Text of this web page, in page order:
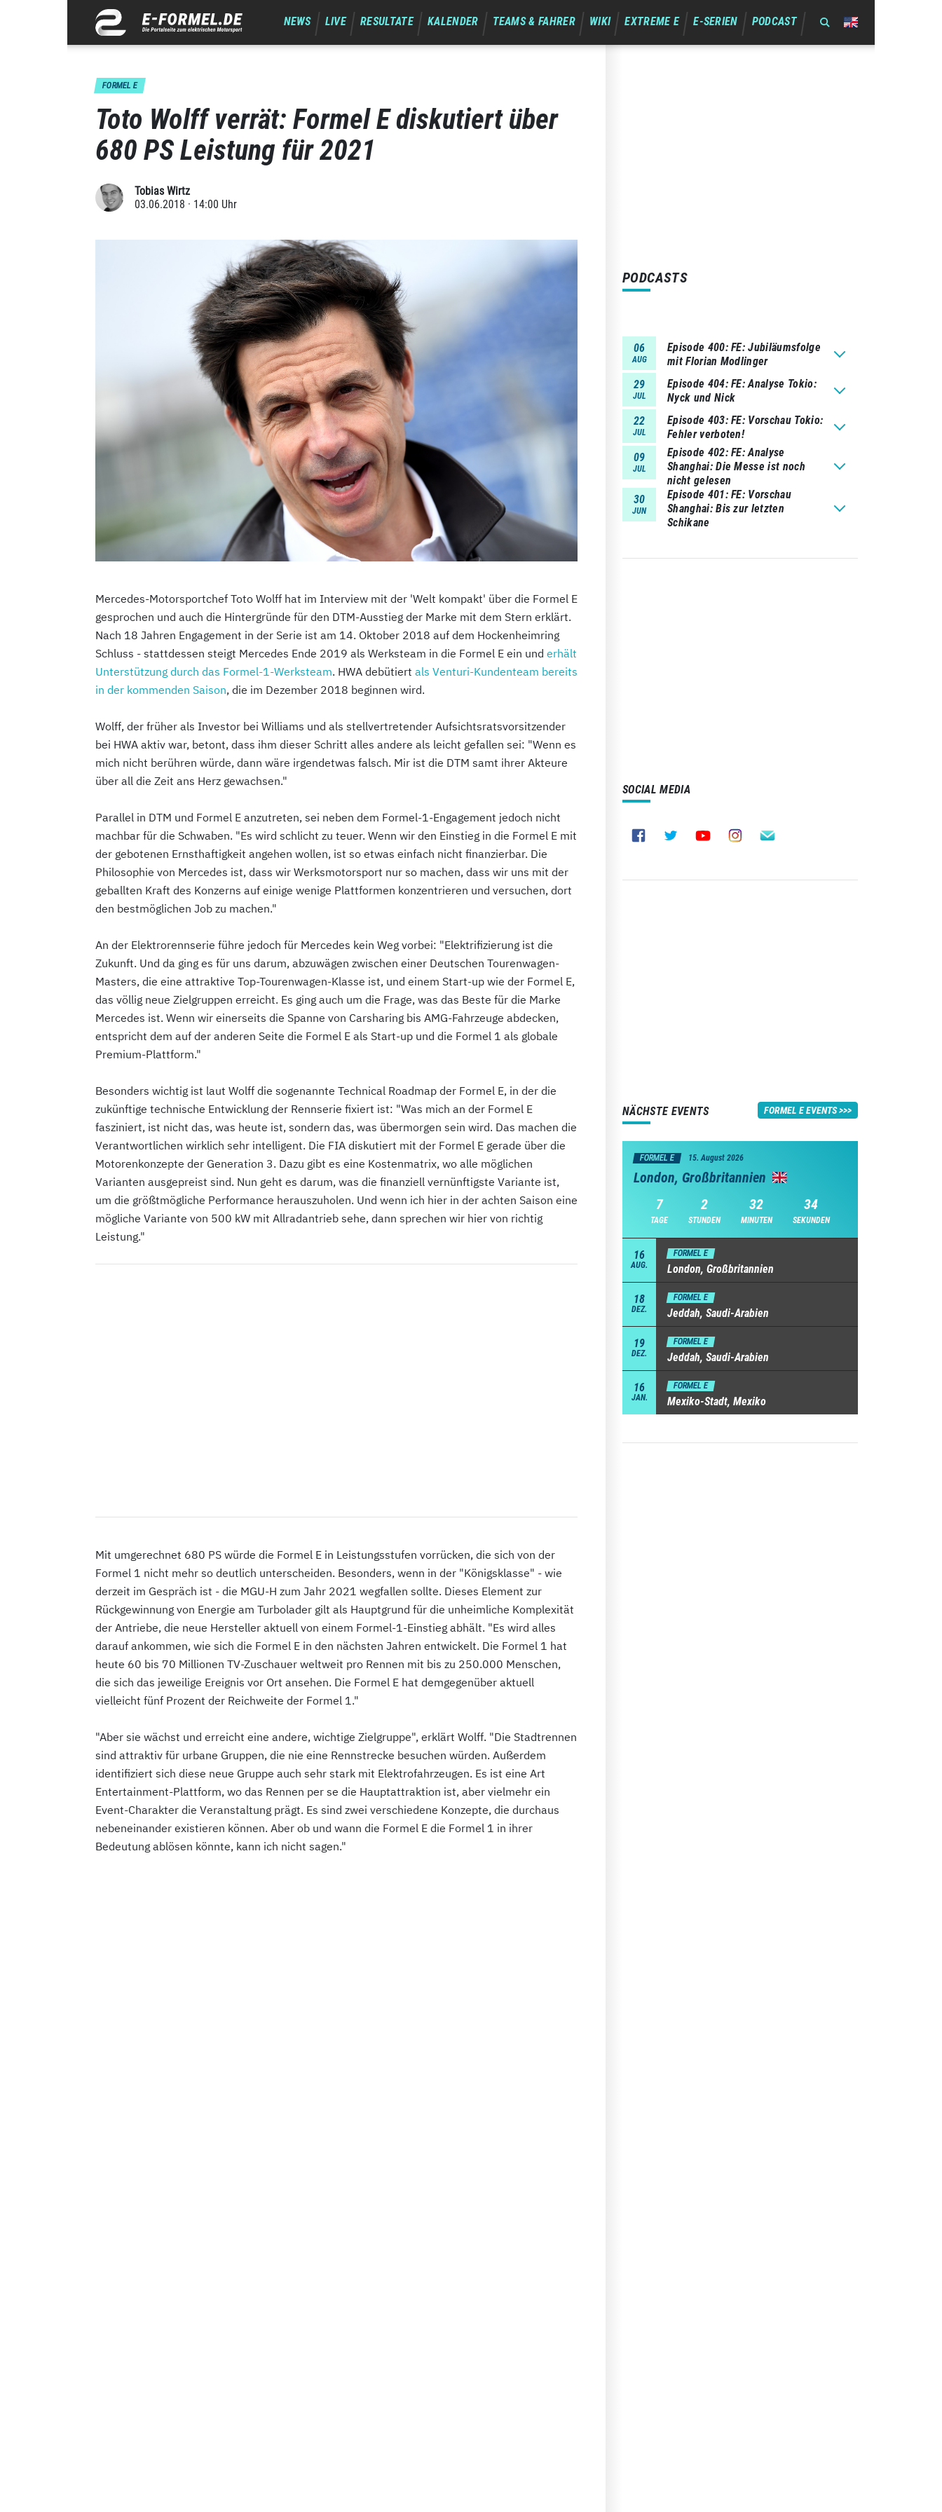
NEWS LIVE RESULTATE KALENDER TEAMS & FAHRER WIKI EXTREME E E-SERIEN PODCAST
FORMEL E
Toto Wolff verrät: Formel E diskutiert über
680 PS Leistung für 2021
Tobias Wirtz
03.06.2018 · 14:00 Uhr
Mercedes-Motorsportchef Toto Wolff hat im Interview mit der 'Welt kompakt' über die Formel E
gesprochen und auch die Hintergründe für den DTM-Ausstieg der Marke mit dem Stern erklärt.
Nach 18 Jahren Engagement in der Serie ist am 14. Oktober 2018 auf dem Hockenheimring
Schluss - stattdessen steigt Mercedes Ende 2019 als Werksteam in die Formel E ein und erhält
Unterstützung durch das Formel-1-Werksteam. HWA debütiert als Venturi-Kundenteam bereits
in der kommenden Saison, die im Dezember 2018 beginnen wird.
Wolff, der früher als Investor bei Williams und als stellvertretender Aufsichtsratsvorsitzender
bei HWA aktiv war, betont, dass ihm dieser Schritt alles andere als leicht gefallen sei: "Wenn es
mich nicht berühren würde, dann wäre irgendetwas falsch. Mir ist die DTM samt ihrer Akteure
über all die Zeit ans Herz gewachsen."
Parallel in DTM und Formel E anzutreten, sei neben dem Formel-1-Engagement jedoch nicht
machbar für die Schwaben. "Es wird schlicht zu teuer. Wenn wir den Einstieg in die Formel E mit
der gebotenen Ernsthaftigkeit angehen wollen, ist so etwas einfach nicht finanzierbar. Die
Philosophie von Mercedes ist, dass wir Werksmotorsport nur so machen, dass wir uns mit der
geballten Kraft des Konzerns auf einige wenige Plattformen konzentrieren und versuchen, dort
den bestmöglichen Job zu machen."
An der Elektrorennserie führe jedoch für Mercedes kein Weg vorbei: "Elektrifizierung ist die
Zukunft. Und da ging es für uns darum, abzuwägen zwischen einer Deutschen Tourenwagen-
Masters, die eine attraktive Top-Tourenwagen-Klasse ist, und einem Start-up wie der Formel E,
das völlig neue Zielgruppen erreicht. Es ging auch um die Frage, was das Beste für die Marke
Mercedes ist. Wenn wir einerseits die Spanne von Carsharing bis AMG-Fahrzeuge abdecken,
entspricht dem auf der anderen Seite die Formel E als Start-up und die Formel 1 als globale
Premium-Plattform."
Besonders wichtig ist laut Wolff die sogenannte Technical Roadmap der Formel E, in der die
zukünftige technische Entwicklung der Rennserie fixiert ist: "Was mich an der Formel E
fasziniert, ist nicht das, was heute ist, sondern das, was übermorgen sein wird. Das machen die
Verantwortlichen wirklich sehr intelligent. Die FIA diskutiert mit der Formel E gerade über die
Motorenkonzepte der Generation 3. Dazu gibt es eine Kostenmatrix, wo alle möglichen
Varianten ausgepreist sind. Nun geht es darum, was die finanziell vernünftigste Variante ist,
um die größtmögliche Performance herauszuholen. Und wenn ich hier in der achten Saison eine
mögliche Variante von 500 kW mit Allradantrieb sehe, dann sprechen wir hier von richtig
Leistung."
Mit umgerechnet 680 PS würde die Formel E in Leistungsstufen vorrücken, die sich von der
Formel 1 nicht mehr so deutlich unterscheiden. Besonders, wenn in der "Königsklasse" - wie
derzeit im Gespräch ist - die MGU-H zum Jahr 2021 wegfallen sollte. Dieses Element zur
Rückgewinnung von Energie am Turbolader gilt als Hauptgrund für die unheimliche Komplexität
der Antriebe, die neue Hersteller aktuell von einem Formel-1-Einstieg abhält. "Es wird alles
darauf ankommen, wie sich die Formel E in den nächsten Jahren entwickelt. Die Formel 1 hat
heute 60 bis 70 Millionen TV-Zuschauer weltweit pro Rennen mit bis zu 250.000 Menschen,
die sich das jeweilige Ereignis vor Ort ansehen. Die Formel E hat demgegenüber aktuell
vielleicht fünf Prozent der Reichweite der Formel 1."
"Aber sie wächst und erreicht eine andere, wichtige Zielgruppe", erklärt Wolff. "Die Stadtrennen
sind attraktiv für urbane Gruppen, die nie eine Rennstrecke besuchen würden. Außerdem
identifiziert sich diese neue Gruppe auch sehr stark mit Elektrofahrzeugen. Es ist eine Art
Entertainment-Plattform, wo das Rennen per se die Hauptattraktion ist, aber vielmehr ein
Event-Charakter die Veranstaltung prägt. Es sind zwei verschiedene Konzepte, die durchaus
nebeneinander existieren können. Aber ob und wann die Formel E die Formel 1 in ihrer
Bedeutung ablösen könnte, kann ich nicht sagen."
PODCASTS
06
AUG
Episode 400 FE: Jubiläumsfolge
mit Florian Modlinger
29
JUL
Episode 404 FE: Analyse Tokio:
Nyck und Nick
22
JUL
Episode 403 FE: Vorschau Tokio:
Fehler verboten!
09
JUL
Episode 402 FE: Analyse
Shanghai: Die Messe ist noch
nicht gelesen
30
JUN
Episode 401 FE: Vorschau
Shanghai: Bis zur letzten
Schikane
SOCIAL MEDIA
NÄCHSTE EVENTS FORMEL E EVENTS
FORMEL E 15. August 2026
London, Großbritannien
7
TAGE
2
STUNDEN
32
MINUTEN
33
SEKUNDEN
16
AUG.
FORMEL E
London, Großbritannien
18
DEZ.
FORMEL E
Jeddah, Saudi-Arabien
19
DEZ.
FORMEL E
Jeddah, Saudi-Arabien
16
JAN.
FORMEL E
Mexiko-Stadt, Mexiko